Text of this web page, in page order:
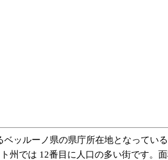
ベッルーノ県の県庁所在地となってい
では 12番目に人口の多い街です。